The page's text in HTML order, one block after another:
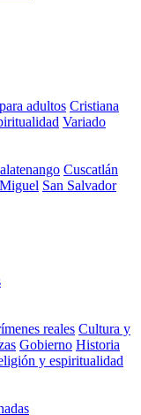
adultos Cristiana
Variado
Cuscatlán
San Salvador
reales Cultura y
Gobierno Historia
y espiritualidad